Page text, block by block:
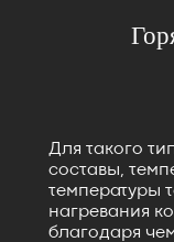
Для такого
составы,
температуры
нагревания
благодаря